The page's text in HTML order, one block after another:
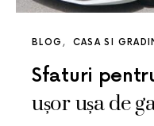
BLOG CASA SI
Sfaturi
ușor ușa de